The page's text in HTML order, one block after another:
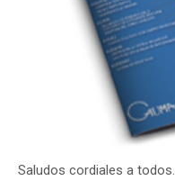
Saludos cordiales a todos.